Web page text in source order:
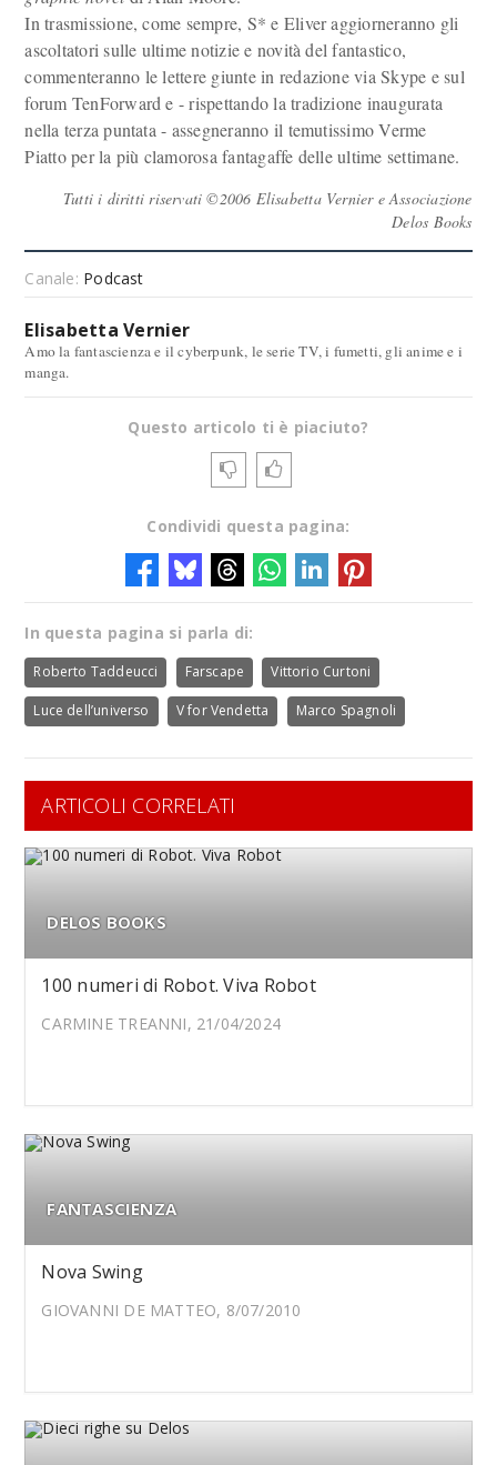
In trasmissione, come sempre, S* e Eliver aggiorneranno gli
ascoltatori sulle ultime notizie e novità del fantastico,
commenteranno le lettere giunte in redazione via Skype e sul
forum TenForward e - rispettando la tradizione inaugurata
nella terza puntata - assegneranno il temutissimo Verme
Piatto per la più clamorosa fantagaffe delle ultime settimane.
Tutti i diritti riservati ©2006 Elisabetta Vernier e Associazione
Delos Books
Canale: Podcast
Elisabetta Vernier
Amo la fantascienza e il cyberpunk, le serie TV, i fumetti, gli anime e i
manga.
Questo articolo ti è piaciuto?
Condividi questa pagina:
In questa pagina si parla di:
Roberto Taddeucci Farscape Vittorio Curtoni
Luce dell’universo V for Vendetta Marco Spagnoli
ARTICOLI CORRELATI
DELOS BOOKS
100 numeri di Robot. Viva Robot
CARMINE TREANNI, 21/04/2024
FANTASCIENZA
Nova Swing
GIOVANNI DE MATTEO, 8/07/2010